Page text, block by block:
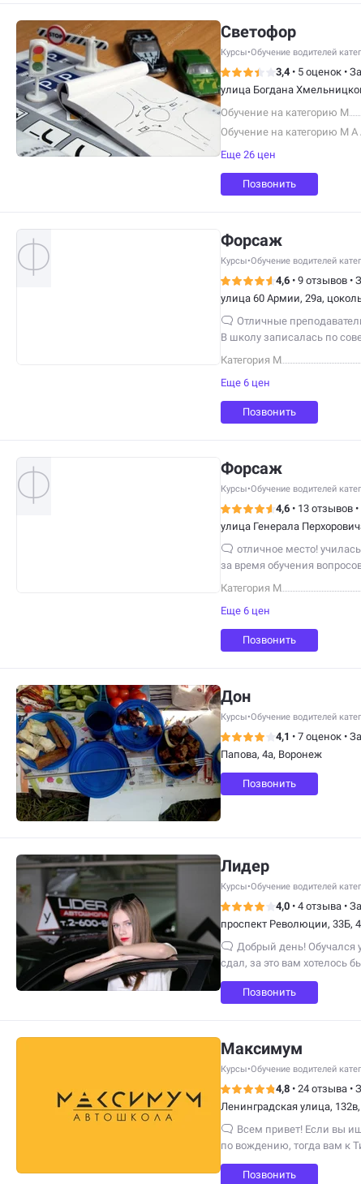
Светофор
Курсы•Обучение водителей
3,4 • 5 оценок •
улица Богдана
Обучение на категорию M
Обучение на категорию M А
Еще 26 цен
Позвонить
Форсаж
Курсы•Обучение водителей
4,6 • 9 отзывов •
улица 60 Армии, 29а,
Отличные
В школу записалась по
советую!
Категория М
Еще 6 цен
Позвонить
Форсаж
Курсы•Обучение водителей
4,6 • 13 отзывов •
улица Генерала
отличное место!
за время обучения
автошколу выбрать,
советую!инструктор в
так и хочется ещё…
Категория М
Еще 6 цен
Позвонить
Дон
Курсы•Обучение водителей
4,1 • 7 оценок •
Папова, 4а, Воронеж
Позвонить
Лидер
Курсы•Обучение водителей
4,0 • 4 отзыва •
проспект Революции, 33Б,
Добрый день! Обучался
сдал, за это вам хотелось
Инструкторам отдельное
и понятливо, а главное
Позвонить
Максимум
Курсы•Обучение водителей
4,8 • 24 отзыва •
Ленинградская улица,
Всем привет! Если вы
по вождению, тогда вам к
терпением. Подготавливает
Позвонить